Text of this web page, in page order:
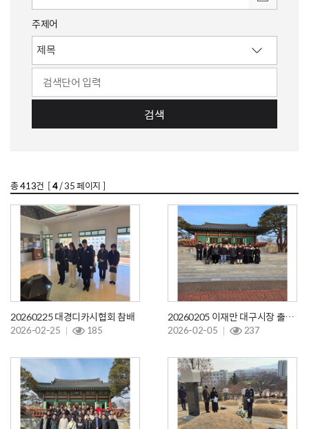
주제어
검색
총413건 [4/ 35 페이지 ]
20260225 대경디카시협회 참배
2026-02-25 185
20260205 이재만 대구시장 출마예정자 참배
2026-02-05 237